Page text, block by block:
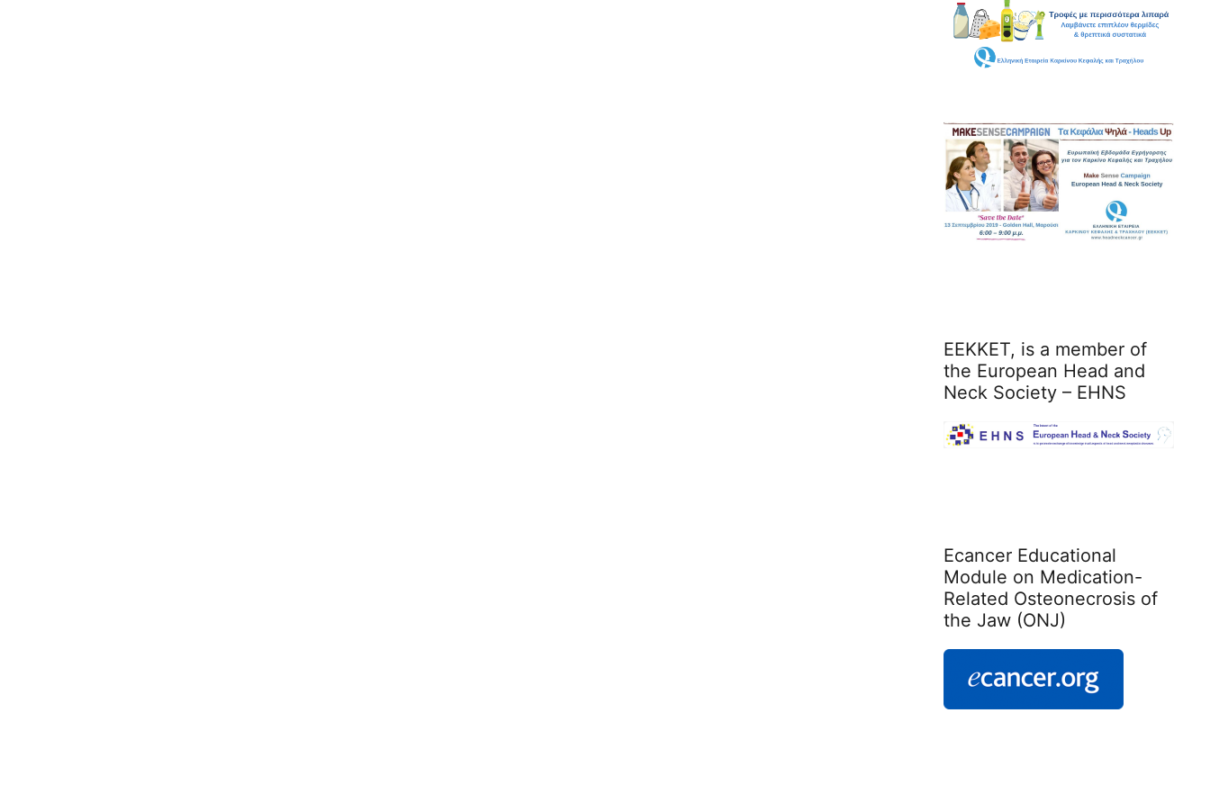
ΕΕΚΚΕΤ, is a member of
the European Head and
Neck Society – EHNS
Ecancer Educational
Module on Medication-
Related Osteonecrosis of
the Jaw (ONJ)